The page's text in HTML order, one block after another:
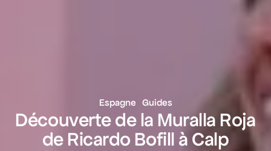
Espagne Guides
Découverte de la Muralla Roja
de Ricardo Bofill à Calp